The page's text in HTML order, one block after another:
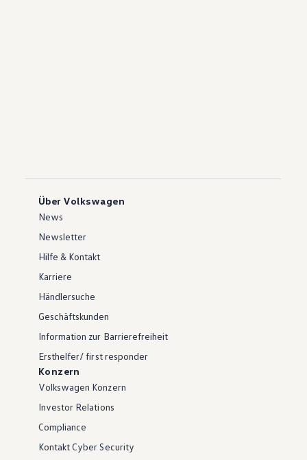
Über Volkswagen
News
Newsletter
Hilfe & Kontakt
Karriere
Händlersuche
Geschäftskunden
Information zur Barrierefreiheit
Ersthelfer/ first responder
Konzern
Volkswagen Konzern
Investor Relations
Compliance
Kontakt Cyber Security